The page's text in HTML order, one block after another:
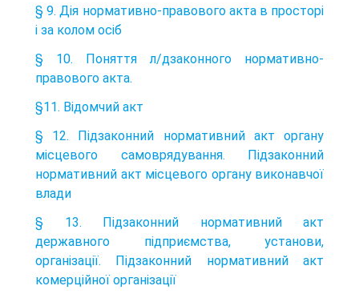
§ 9. Дія нормативно-правового акта в просторі
і за колом осіб
§ 10. Поняття л/дзаконного нормативно-
правового акта.
§11. Відомчий акт
§ 12. Підзаконний нормативний акт органу
місцевого самоврядування. Підзаконний
нормативний акт місцевого органу виконавчої
влади
§ 13. Підзаконний нормативний акт
державного підприємства, установи,
організації. Підзаконний нормативний акт
комерційної організації